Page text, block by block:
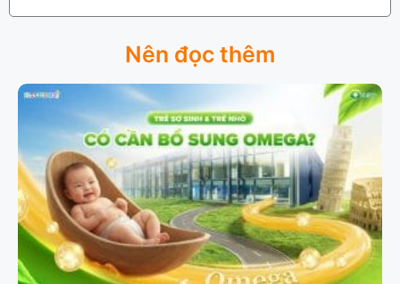
Nên đọc thêm